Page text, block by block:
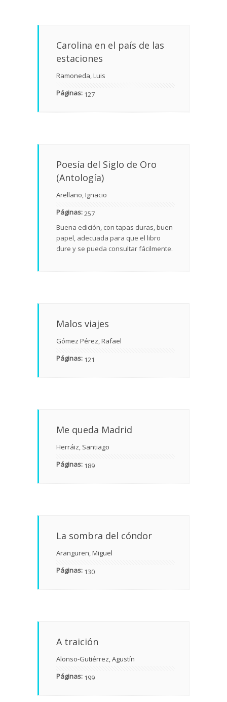
Carolina en el país de las
estaciones
Ramoneda, Luis
Páginas: 127
Poesía del Siglo de Oro
(Antología)
Arellano, Ignacio
Páginas:257
Buena edición, con tapas duras, buen
papel, adecuada para que el libro
dure y se pueda consultar fácilmente.
Malos viajes
Gómez Pérez, Rafael
Páginas: 121
Me queda Madrid
Herráiz, Santiago
Páginas: 189
La sombra del cóndor
Aranguren, Miguel
Páginas: 130
A traición
Alonso-Gutiérrez, Agustín
Páginas: 199